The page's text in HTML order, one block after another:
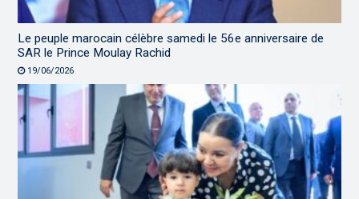
Le peuple marocain célèbre samedi le 56e anniversaire de
SAR le Prince Moulay Rachid
19/06/2026